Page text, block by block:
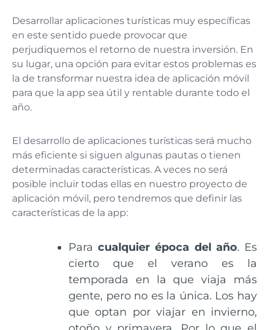
Desarrollar aplicaciones turísticas muy específicas
en este sentido puede provocar que
perjudiquemos el retorno de nuestra inversión. En
su lugar, una opción para evitar estos problemas es
la de transformar nuestra idea de aplicación móvil
para que la app sea útil y rentable durante todo el
año.
El desarrollo de aplicaciones turísticas será mucho
más eficiente si siguen algunas pautas o tienen
determinadas características. A veces no será
posible incluir todas ellas en nuestro proyecto de
aplicación móvil, pero tendremos que definir las
características de la app:
Paracualquier época del año. Es
cierto que el verano es la
temporada en la que viaja más
gente, pero no es la única. Los hay
que optan por viajar en invierno,